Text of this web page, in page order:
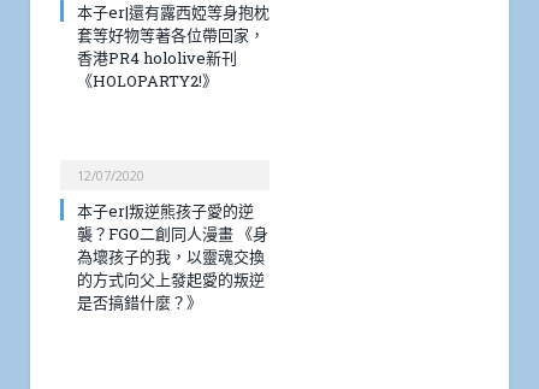
本子er|還有露西婭等身抱枕
套等好物等著各位帶回家，
香港PR4 hololive新刊
《HOLOPARTY2!》
12/07/2020
本子er|叛逆熊孩子愛的逆
襲？FGO二創同人漫畫 《身
為壞孩子的我，以靈魂交換
的方式向父上發起愛的叛逆
是否搞錯什麼？》